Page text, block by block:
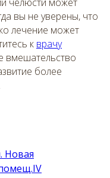
вы не уверены, что
лечение может
к врачу
вмешательство
более
Новая